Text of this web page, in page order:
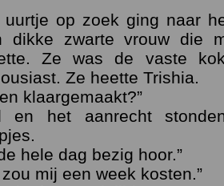
op zoek ging naar
dikke zwarte vrouw die
Ze was de vaste
Ze heette Trishia.
klaargemaakt?”
en het aanrecht
hele dag bezig hoor.”
mij een week kosten.”